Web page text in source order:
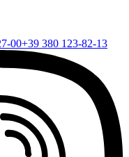
00+39 380 123-82-13